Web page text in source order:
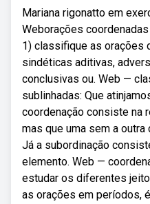
Mariana rigonatto em
Weborações
1) classifique as orações
sindéticas aditivas,
conclusivas ou. Web —
sublinhadas: Que
coordenação consiste na
mas que uma sem a
Já a subordinação
elemento. Web —
estudar os diferentes
as orações em períodos,